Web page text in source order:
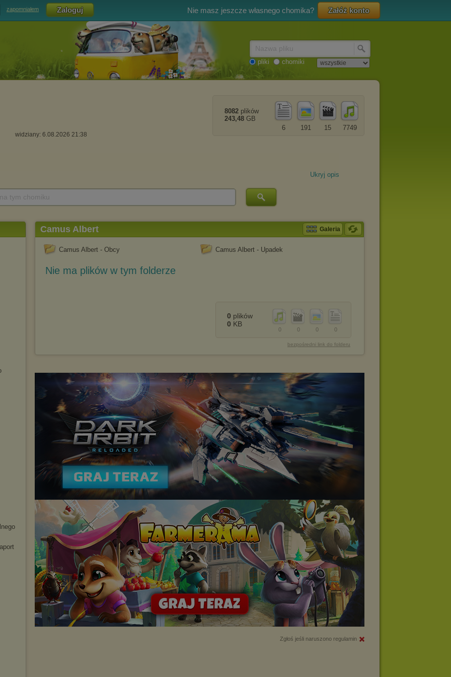
zapomniałem Nie masz jeszcze własnego chomika? Załóż konto
pliki chomiki
widziany: 6.08.2026 21:38
7749
15
191
6
8082 plików
243,48 GB
Ukryj opis
Camus Albert Galeria
Camus Albert - Obcy Camus Albert - Upadek
Nie ma plików w tym folderze
0
0
0
0
0 plików
0 KB
bezpośredni link do folderu
Zgłoś jeśli naruszono regulamin